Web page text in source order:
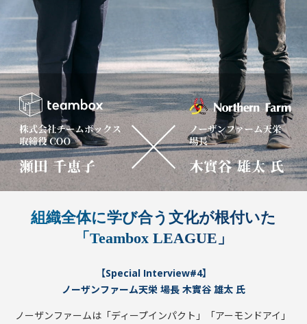
お知らせ
News
資料請求
お問い合わせ
個人情報保護方針
利用規約
組織全体に学び合う文化が根付いた
「Teambox LEAGUE」
【Special Interview#4】
ノーザンファーム天栄 場長 木實谷 雄太 氏
ノーザンファームは「ディープインパクト」「アーモンドアイ」